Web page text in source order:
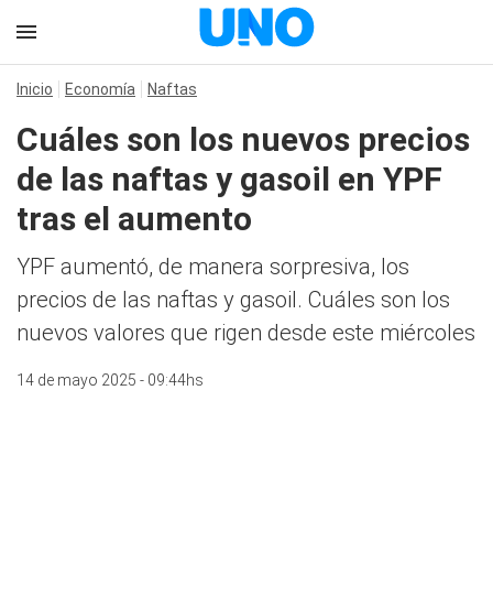
Inicio Economía Naftas
Cuáles son los nuevos precios
de las naftas y gasoil en YPF
tras el aumento
YPF aumentó, de manera sorpresiva, los
precios de las naftas y gasoil. Cuáles son los
nuevos valores que rigen desde este miércoles
14 de mayo 2025 - 09:44hs